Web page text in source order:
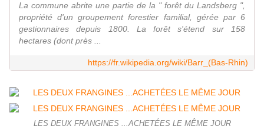
La commune abrite une partie de la " forêt du Landsberg ",
propriété d'un groupement forestier familial, gérée par 6
gestionnaires depuis 1800. La forêt s'étend sur 158
hectares (dont près ...
https://fr.wikipedia.org/wiki/Barr_(Bas-Rhin)
LES DEUX FRANGINES ...ACHETÉES LE MÊME JOUR